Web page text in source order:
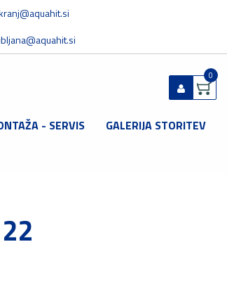
0
- SERVIS GALERIJA STORITEV